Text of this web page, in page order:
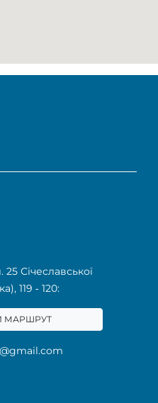
Січеславської
119 ‑ 120:
МАРШРУТ